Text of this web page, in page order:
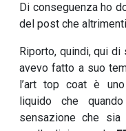
Di conseguenza ho
del post che
Riporto, quindi, qui
avevo fatto a suo
l’art top coat è
liquido che
sensazione che